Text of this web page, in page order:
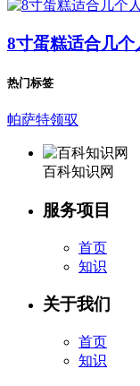
8寸蛋糕适合几个
热门标签
帕萨特领驭
百科知识网
服务项目
首页
知识
关于我们
首页
知识